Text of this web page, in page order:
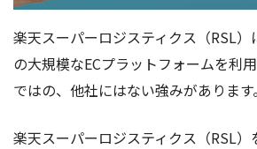
楽天スーパーロジスティクス（RSL）
の大規模なECプラットフォームを利
ではの、他社にはない強みがあります。
楽天スーパーロジスティクス（RSL）